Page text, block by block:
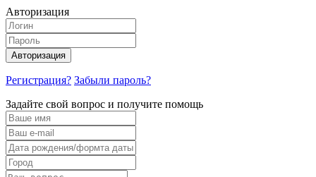
Авторизация
Авторизация
Регистрация? Забыли пароль?
Задайте свой вопрос и получите помощь